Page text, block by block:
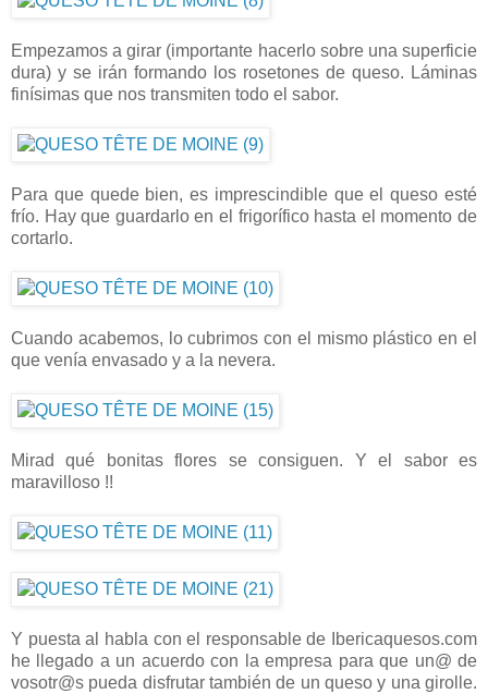
Empezamos a girar (importante hacerlo sobre una superficie
dura) y se irán formando los rosetones de queso. Láminas
finísimas que nos transmiten todo el sabor.
Para que quede bien, es imprescindible que el queso esté
frío. Hay que guardarlo en el frigorífico hasta el momento de
cortarlo.
Cuando acabemos, lo cubrimos con el mismo plástico en el
que venía envasado y a la nevera.
Mirad qué bonitas flores se consiguen. Y el sabor es
maravilloso !!
Y puesta al habla con el responsable de Ibericaquesos.com
he llegado a un acuerdo con la empresa para que un@ de
vosotr@s pueda disfrutar también de un queso y una girolle.